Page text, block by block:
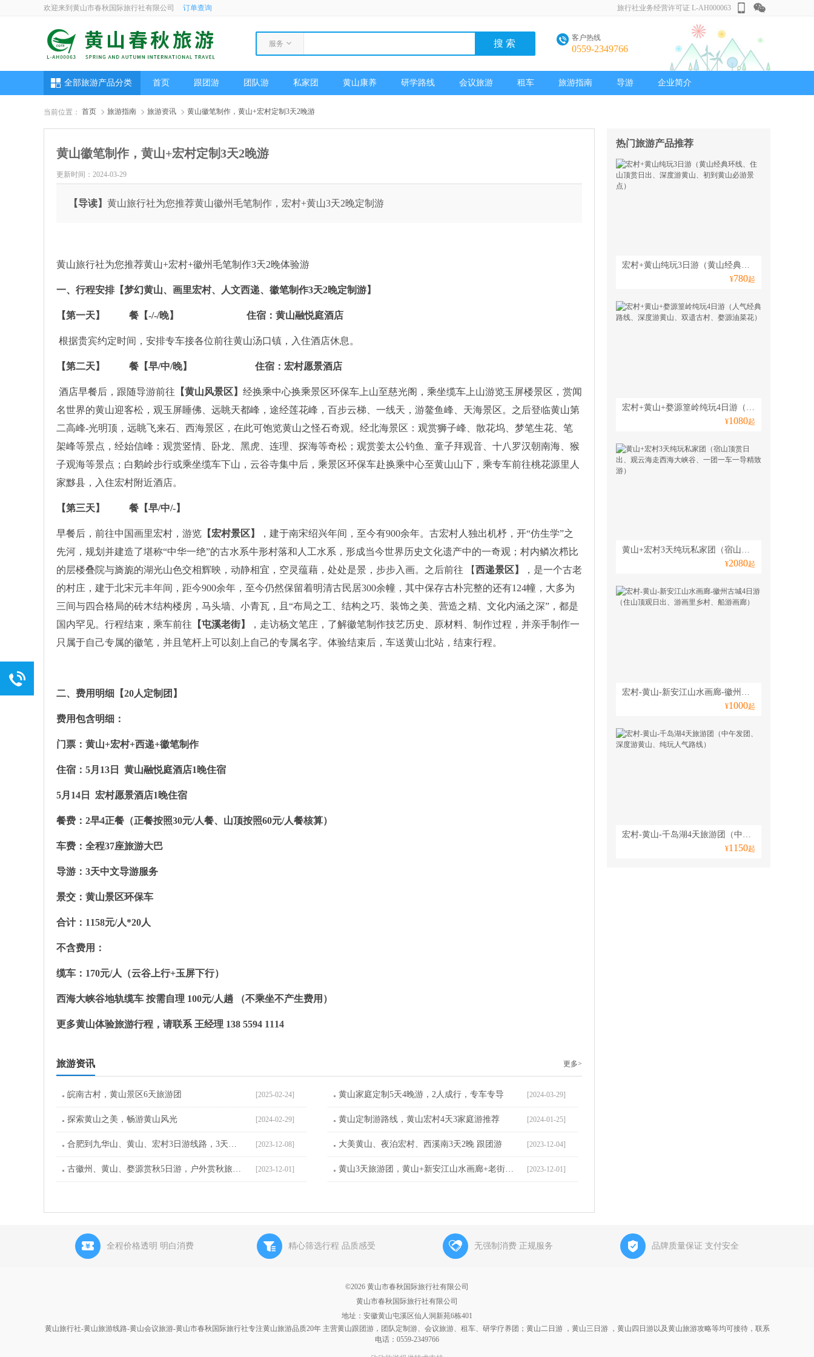
欢迎来到黄山市春秋国际旅行社有限公司 订单查询 旅行社业务经营许可证 L-AH000063
服务
客户热线
0559-2349766
全部旅游产品分类 首页 跟团游 团队游 私家团 黄山康养 研学路线 会议旅游 租车 旅游指南 导游 企业简介
当前位置： 首页 旅游指南 旅游资讯 黄山徽笔制作，黄山+宏村定制3天2晚游
热门旅游产品推荐
宏村+黄山纯玩3日游（黄山经典环线、住山顶赏日出、深度游黄山、初到黄山必游景点）
¥780起
宏村+黄山+婺源篁岭纯玩4日游（人气经典路线、深度游黄山、双遗古村、婺源油菜花）
¥1080起
黄山+宏村3天纯玩私家团（宿山顶赏日出、观云海走西海大峡谷、一团一车一导精致游）
¥2080起
宏村-黄山-新安江山水画廊-徽州古城4日游（住山顶观日出、游画里乡村、船游画廊）
¥1000起
宏村-黄山-千岛湖4天旅游团（中午发团、深度游黄山、纯玩人气路线）
¥1150起
黄山徽笔制作，黄山+宏村定制3天2晚游
更新时间：2024-03-29
【导读】 黄山旅行社为您推荐黄山徽州毛笔制作，宏村+黄山3天2晚定制游
黄山旅行社为您推荐黄山+宏村+徽州毛笔制作3天2晚体验游
一、 行程安排【梦幻黄山、画里宏村、人文西递、徽笔制作3天2晚定制游】
【第一天】 餐【-/-/晚】 住宿：黄山融悦庭酒店
根据贵宾约定时间，安排专车接各位前往黄山汤口镇，入住酒店休息。
【第二天】 餐【早/中/晚】 住宿：宏村愿景酒店
酒店早餐后，跟随导游前往 【黄山风景区】 经换乘中心换乘景区环保车上山至慈光阁，乘坐缆车上山游览玉屏楼景区，赏闻
名世界的黄山迎客松，观玉屏睡佛、远眺天都峰，途经莲花峰，百步云梯、一线天，游鳌鱼峰、天海景区。之后登临黄山第
二高峰-光明顶，远眺飞来石、西海景区，在此可饱览黄山之怪石奇观。经北海景区：观赏狮子峰、散花坞、梦笔生花、笔
架峰等景点，经始信峰：观赏竖情、卧龙、黑虎、连理、探海等奇松；观赏姜太公钓鱼、童子拜观音、十八罗汉朝南海、猴
子观海等景点；白鹅岭步行或乘坐缆车下山，云谷寺集中后，乘景区环保车赴换乘中心至黄山山下，乘专车前往桃花源里人
家黟县，入住宏村附近酒店。
【第三天】 餐【早/中/-】
早餐后，前往中国画里宏村，游览 【宏村景区】
，建于南宋绍兴年间，至今有900余年。古宏村人独出机杼，开“仿生学”之
先河，规划并建造了堪称“中华一绝”的古水系牛形村落和人工水系，形成当今世界历史文化遗产中的一奇观；村内鳞次栉比
的层楼叠院与旖旎的湖光山色交相辉映，动静相宜，空灵蕴藉，处处是景，步步入画。之后前往 【西递景区】
，是一个古老
的村庄，建于北宋元丰年间，距今900余年，至今仍然保留着明清古民居300余幢，其中保存古朴完整的还有124幢，大多为
三间与四合格局的砖木结构楼房，马头墙、小青瓦，且“布局之工、结构之巧、装饰之美、营造之精、文化内涵之深”，都是
国内罕见。行程结束，乘车前往 【屯溪老街】
，走访杨文笔庄，了解徽笔制作技艺历史、原材料、制作过程，并亲手制作一
只属于自己专属的徽笔，并且笔杆上可以刻上自己的专属名字。体验结束后，车送黄山北站，结束行程。
二、费用明细【20人定制团】
费用包含明细：
门票：黄山+宏村+西递+徽笔制作
住宿：5月13日 黄山融悦庭酒店1晚住宿
5月14日 宏村愿景酒店1晚住宿
餐费：2早4正餐（正餐按照30元/人餐、山顶按照60元/人餐核算）
车费：全程37座旅游大巴
导游：3天中文导游服务
景交：黄山景区环保车
合计：1158元/人*20人
不含费用：
缆车：170元/人（云谷上行+玉屏下行）
西海大峡谷地轨缆车 按需自理 100元/人趟 （不乘坐不产生费用）
更多黄山体验旅游行程，请联系 王经理 138 5594 1114
旅游资讯 更多>
[2025-02-24]
皖南古村，黄山景区6天旅游团 [2024-03-29]
黄山家庭定制5天4晚游，2人成行，专车专导
[2024-02-29]
探索黄山之美，畅游黄山风光 [2024-01-25]
黄山定制游路线，黄山宏村4天3家庭游推荐
[2023-12-08]
合肥到九华山、黄山、宏村3日游线路，3天旅游团 [2023-12-04]
大美黄山、夜泊宏村、西溪南3天2晚 跟团游
[2023-12-01]
古徽州、黄山、婺源赏秋5日游，户外赏秋旅游线路 [2023-12-01]
黄山3天旅游团，黄山+新安江山水画廊+老街3日游
全程价格透明 明白消费 精心筛选行程 品质感受 无强制消费 正规服务 品牌质量保证 支付安全
©2026 黄山市春秋国际旅行社有限公司
黄山市春秋国际旅行社有限公司
地址：安徽黄山屯溪区仙人洞新苑6栋401
黄山旅行社-黄山旅游线路-黄山会议旅游-黄山市春秋国际旅行社专注黄山旅游品质20年 主营黄山跟团游，团队定制游、会议旅游、租车、研学疗养团；黄山二日游 ，黄山三日游 ，黄山四日游以及黄山旅游攻略等均可接待，联系
电话：0559-2349766